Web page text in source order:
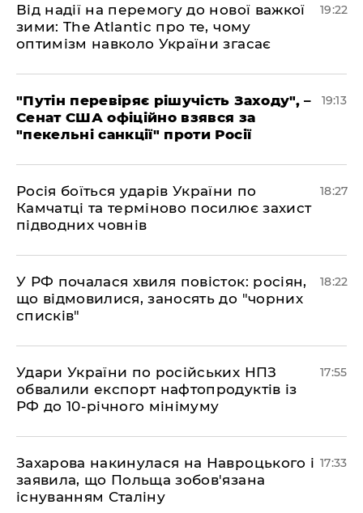
​Від надії на перемогу до нової важкої
зими: The Atlantic про те, чому
оптимізм навколо України згасає
19:22
​"Путін перевіряє рішучість Заходу", –
Сенат США офіційно взявся за
"пекельні санкції" проти Росії
19:13
​Росія боїться ударів України по
Камчатці та терміново посилює захист
підводних човнів
18:27
​У РФ почалася хвиля повісток: росіян,
що відмовилися, заносять до "чорних
списків"
18:22
​Удари України по російських НПЗ
обвалили експорт нафтопродуктів із
РФ до 10-річного мінімуму
17:55
​Захарова накинулася на Навроцького і
заявила, що Польща зобов'язана
існуванням Сталіну
17:33